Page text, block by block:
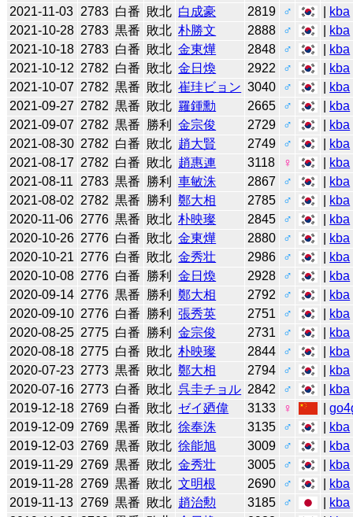
2021-11-03 2783 白番 敗北 白成豪 2819 ♂ kba
2021-10-28 2783 黒番 敗北 朴勝文 2888 ♂ kba
2021-10-18 2783 白番 敗北 金東燁 2848 ♂ kba
2021-10-12 2782 白番 敗北 金日煥 2922 ♂ kba
2021-10-07 2782 黒番 敗北 崔珪ビョン 3040 ♂ kba
2021-09-27 2782 黒番 敗北 羅鍾勳 2665 ♂ kba
2021-09-07 2782 黒番 勝利 金宗俊 2729 ♂ kba
2021-08-30 2782 白番 敗北 趙大賢 2749 ♂ kba
2021-08-17 2782 白番 敗北 趙惠連 3118 ♀ kba
2021-08-11
2783 黒番 勝利 車敏洙 2867 ♂ kba
2021-08-02 2782 黒番 勝利 鄭大相 2785 ♂ kba
2020-11-06 2776 黒番 敗北 朴映璨 2845 ♂ kba
2020-10-26 2776 白番 敗北 金東燁 2880 ♂ kba
2020-10-21 2776 白番 敗北 金秀壮 2986 ♂ kba
2020-10-08 2776 白番 勝利 金日煥 2928 ♂ kba
2020-09-14 2776 黒番 勝利 鄭大相 2792 ♂ kba
2020-09-10 2776 白番 勝利 張秀英 2751 ♂ kba
2020-08-25 2775 白番 勝利 金宗俊 2731 ♂ kba
2020-08-18 2775 白番 敗北 朴映璨 2844 ♂ kba
2020-07-23 2773 黒番 敗北 鄭大相 2794 ♂ kba
2020-07-16 2773 白番 敗北 呉圭チョル 2842 ♂ kba
2019-12-18 2769 白番 敗北 ゼイ廼偉 3133 ♀ |
2019-12-09 2769 黒番 敗北 徐奉洙 3135 ♂ kba
2019-12-03 2769 黒番 敗北 徐能旭 3009 ♂ kba
2019-11-29 2769 黒番 敗北 金秀壮 3005 ♂ kba
2019-11-28 2769 黒番 敗北 文明根 2690 ♂ kba
2019-11-13 2769 黒番 敗北 趙治勲 3185 ♂ kba